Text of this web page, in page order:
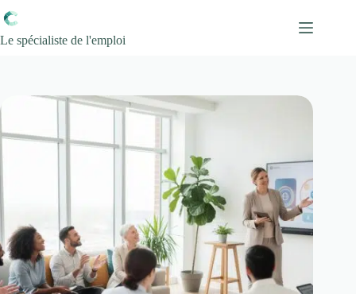
au
contenu
Le spécialiste de l'emploi